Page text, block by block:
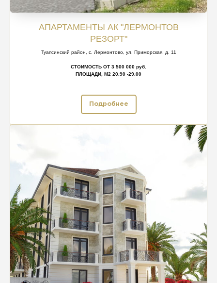
АПАРТАМЕНТЫ АК "ЛЕРМОНТОВ
РЕЗОРТ"
Туапсинский район, с. Лермонтово, ул. Приморская, д. 11
СТОИМОСТЬ ОТ 3 500 000 руб.
ПЛОЩАДИ, М2 20.90 -29.00
Подробнее